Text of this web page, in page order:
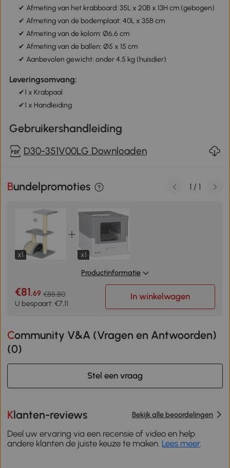
✔ Afmeting van het krabboard: 35L x 20B x 13H cm (gebogen)
✔ Afmeting van de bodemplaat: 40L x 35B cm
✔ Afmeting van de kolom: Ø6,6 cm
✔ Afmeting van de ballen: Ø5 x 15 cm
✔ Aanbevolen gewicht: onder 4,5 kg (huisdier)
Leveringsomvang:
✔1 x Krabpaal
✔1 x Handleiding
Gebruikershandleiding
D30-351V00LG Downloaden
Bundelpromoties
x1
x1
Productinformatie
€81,69 €88,80
U bespaart: €7,11
In winkelwagen
1 / 1
Community V&A (Vragen en Antwoorden)
(0)
Stel een vraag
Klanten-reviews Bekijk alle beoordelingen
Deel uw ervaring via een recensie of video en help
andere klanten de juiste keuze te maken. Lees meer.